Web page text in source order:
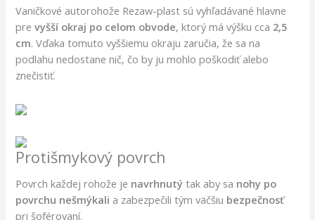
Vaničkové autorohože Rezaw-plast sú vyhľadávané hlavne
prevyšší okraj po celom obvode, ktorý má výšku cca 2,5
cm. Vďaka tomuto vyššiemu okraju zaručia, že sa na
podlahu nedostane nič, čo by ju mohlo poškodiť alebo
znečistiť.
Protišmykový povrch
Povrch každej rohože je navrhnutý tak aby sa nohy po
povrchu nešmýkali a zabezpečili tým väčšiu bezpečnosť
pri šoférovaní.